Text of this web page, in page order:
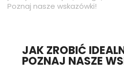
Poznaj nasze wskazówki!
JAK ZROBIĆ
POZNAJ NASZE